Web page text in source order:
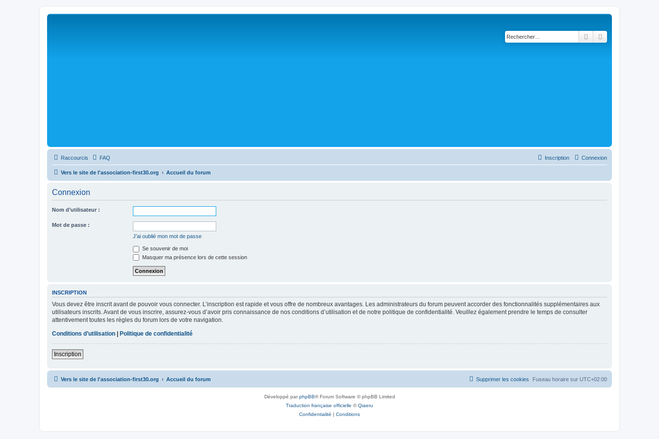
Rechercher
Raccourcis FAQ Connexion
Inscription
Vers le site de l'association-first30.org Accueil du forum
Connexion
Nom d’utilisateur :
Mot de passe :
J’ai oublié mon mot de passe
Se souvenir de moi
Masquer ma présence lors de cette session
INSCRIPTION
Vous devez être inscrit avant de pouvoir vous connecter. L’inscription est rapide et vous offre de nombreux avantages. Les administrateurs du forum peuvent accorder des fonctionnalités supplémentaires aux
utilisateurs inscrits. Avant de vous inscrire, assurez-vous d’avoir pris connaissance de nos conditions d’utilisation et de notre politique de confidentialité. Veuillez également prendre le temps de consulter
attentivement toutes les règles du forum lors de votre navigation.
Conditions d’utilisation | Politique de confidentialité
Inscription
Vers le site de l'association-first30.org Accueil du forum Fuseau horaire sur UTC+02:00
Supprimer les cookies
Développé parphpBB® Forum Software © phpBB Limited
Traduction française officielle ©Qiaeru
Confidentialité | Conditions